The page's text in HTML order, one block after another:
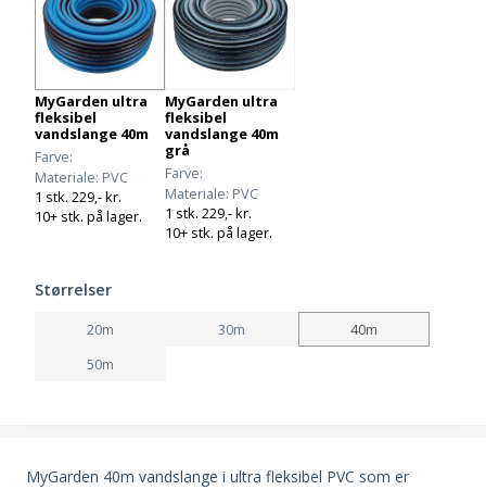
MyGarden ultra
fleksibel
vandslange 40m
Farve
Materiale PVC
1 stk. 229,- kr.
10+ stk. på lager.
MyGarden ultra
fleksibel
vandslange 40m
grå
Farve
Materiale PVC
1 stk. 229,- kr.
10+ stk. på lager.
Størrelser
20m 30m
40m
50m
MyGarden 40m vandslange i ultra fleksibel PVC som er